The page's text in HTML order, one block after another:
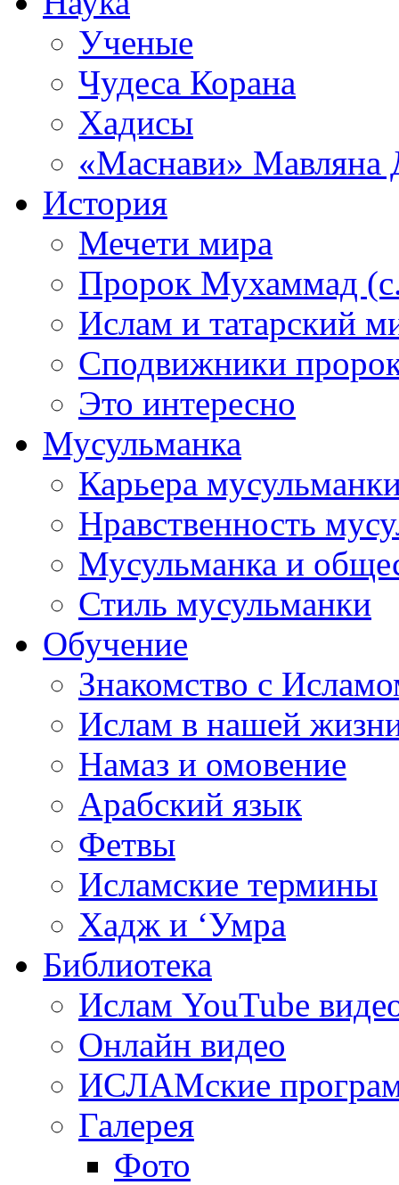
Ученые
Чудеса Корана
Хадисы
«Маснави» Мавляна
История
Мечети мира
Пророк Мухаммад
Ислам и татарский
Сподвижники
Это интересно
Мусульманка
Карьера
Нравственность
Мусульманка и
Стиль мусульманки
Обучение
Знакомство с
Ислам в нашей
Намаз и омовение
Арабский язык
Фетвы
Исламские термины
Хадж и ‘Умра
Библиотека
Ислам YouTube
Онлайн видео
ИСЛАМские
Галерея
Фото